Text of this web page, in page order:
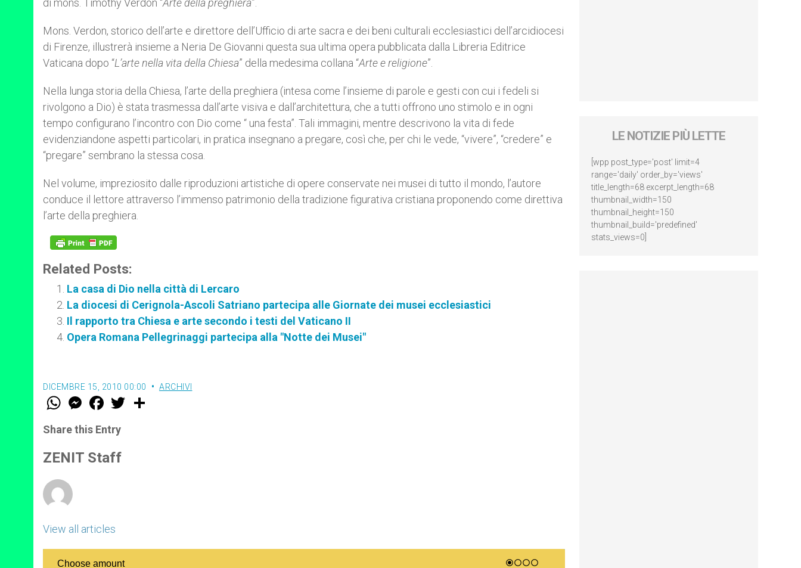
di mons. Timothy Verdon “Arte della preghiera”.
Mons. Verdon, storico dell’arte e direttore dell’Ufficio di arte sacra e dei beni culturali ecclesiastici dell’arcidiocesi
di Firenze, illustrerà insieme a Neria De Giovanni questa sua ultima opera pubblicata dalla Libreria Editrice
Vaticana dopo “L’arte nella vita della Chiesa” della medesima collana “Arte e religione”.
Nella lunga storia della Chiesa, l’arte della preghiera (intesa come l’insieme di parole e gesti con cui i fedeli si
rivolgono a Dio) è stata trasmessa dall’arte visiva e dall’architettura, che a tutti offrono uno stimolo e in ogni
tempo configurano l’incontro con Dio come “ una festa”. Tali immagini, mentre descrivono la vita di fede
evidenziandone aspetti particolari, in pratica insegnano a pregare, così che, per chi le vede, “vivere”, “credere” e
“pregare” sembrano la stessa cosa.
Nel volume, impreziosito dalle riproduzioni artistiche di opere conservate nei musei di tutto il mondo, l’autore
conduce il lettore attraverso l’immenso patrimonio della tradizione figurativa cristiana proponendo come direttiva
l’arte della preghiera.
Related Posts:
La casa di Dio nella città di Lercaro
La diocesi di Cerignola-Ascoli Satriano partecipa alle Giornate dei musei ecclesiastici
Il rapporto tra Chiesa e arte secondo i testi del Vaticano II
Opera Romana Pellegrinaggi partecipa alla "Notte dei Musei"
DICEMBRE 15, 2010 00:00 ARCHIVI
W
t
s
p
p
M
e
s
e
g
e
F
a
e
b
o
k
w
Share this Entry
ZENIT Staff
View all articles
LE NOTIZIE PIÙ LETTE
[wpp post_type='post' limit=4
range='daily' order_by='views'
title_length=68 excerpt_length=68
thumbnail_width=150
thumbnail_height=150
thumbnail_build='predefined'
stats_views=0]